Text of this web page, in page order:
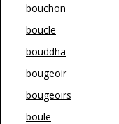
bouchon
boucle
bouddha
bougeoir
bougeoirs
boule